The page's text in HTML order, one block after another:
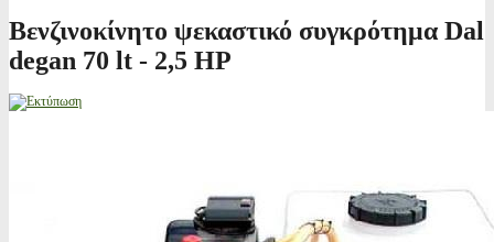
Βενζινοκίνητο ψεκαστικό συγκρότημα Dal
degan 70 lt - 2,5 HP